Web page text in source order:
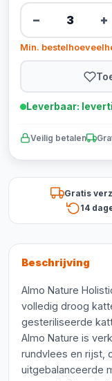
− +
Min.
Leverbaar:
Veilig betalen
Gratis
14
Beschrijving
Almo Nature
volledig droog
gesteriliseerde
Almo Nature is
rundvlees en rijst,
uitgebalanceerde